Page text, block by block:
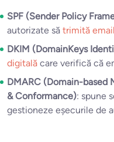
SPF (Sender Policy
autorizate să trimită
DKIM (DomainKeys
digitală care verifică că
DMARC (Domain-based
& Conformance): spune
gestioneze eșecurile de